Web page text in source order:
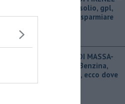
Benzina, gasolio, gpl,
ecco dove risparmiare
PROVINCIA DI MASSA-
CARRARA — ​Benzina,
gasolio, gpl, ecco dove